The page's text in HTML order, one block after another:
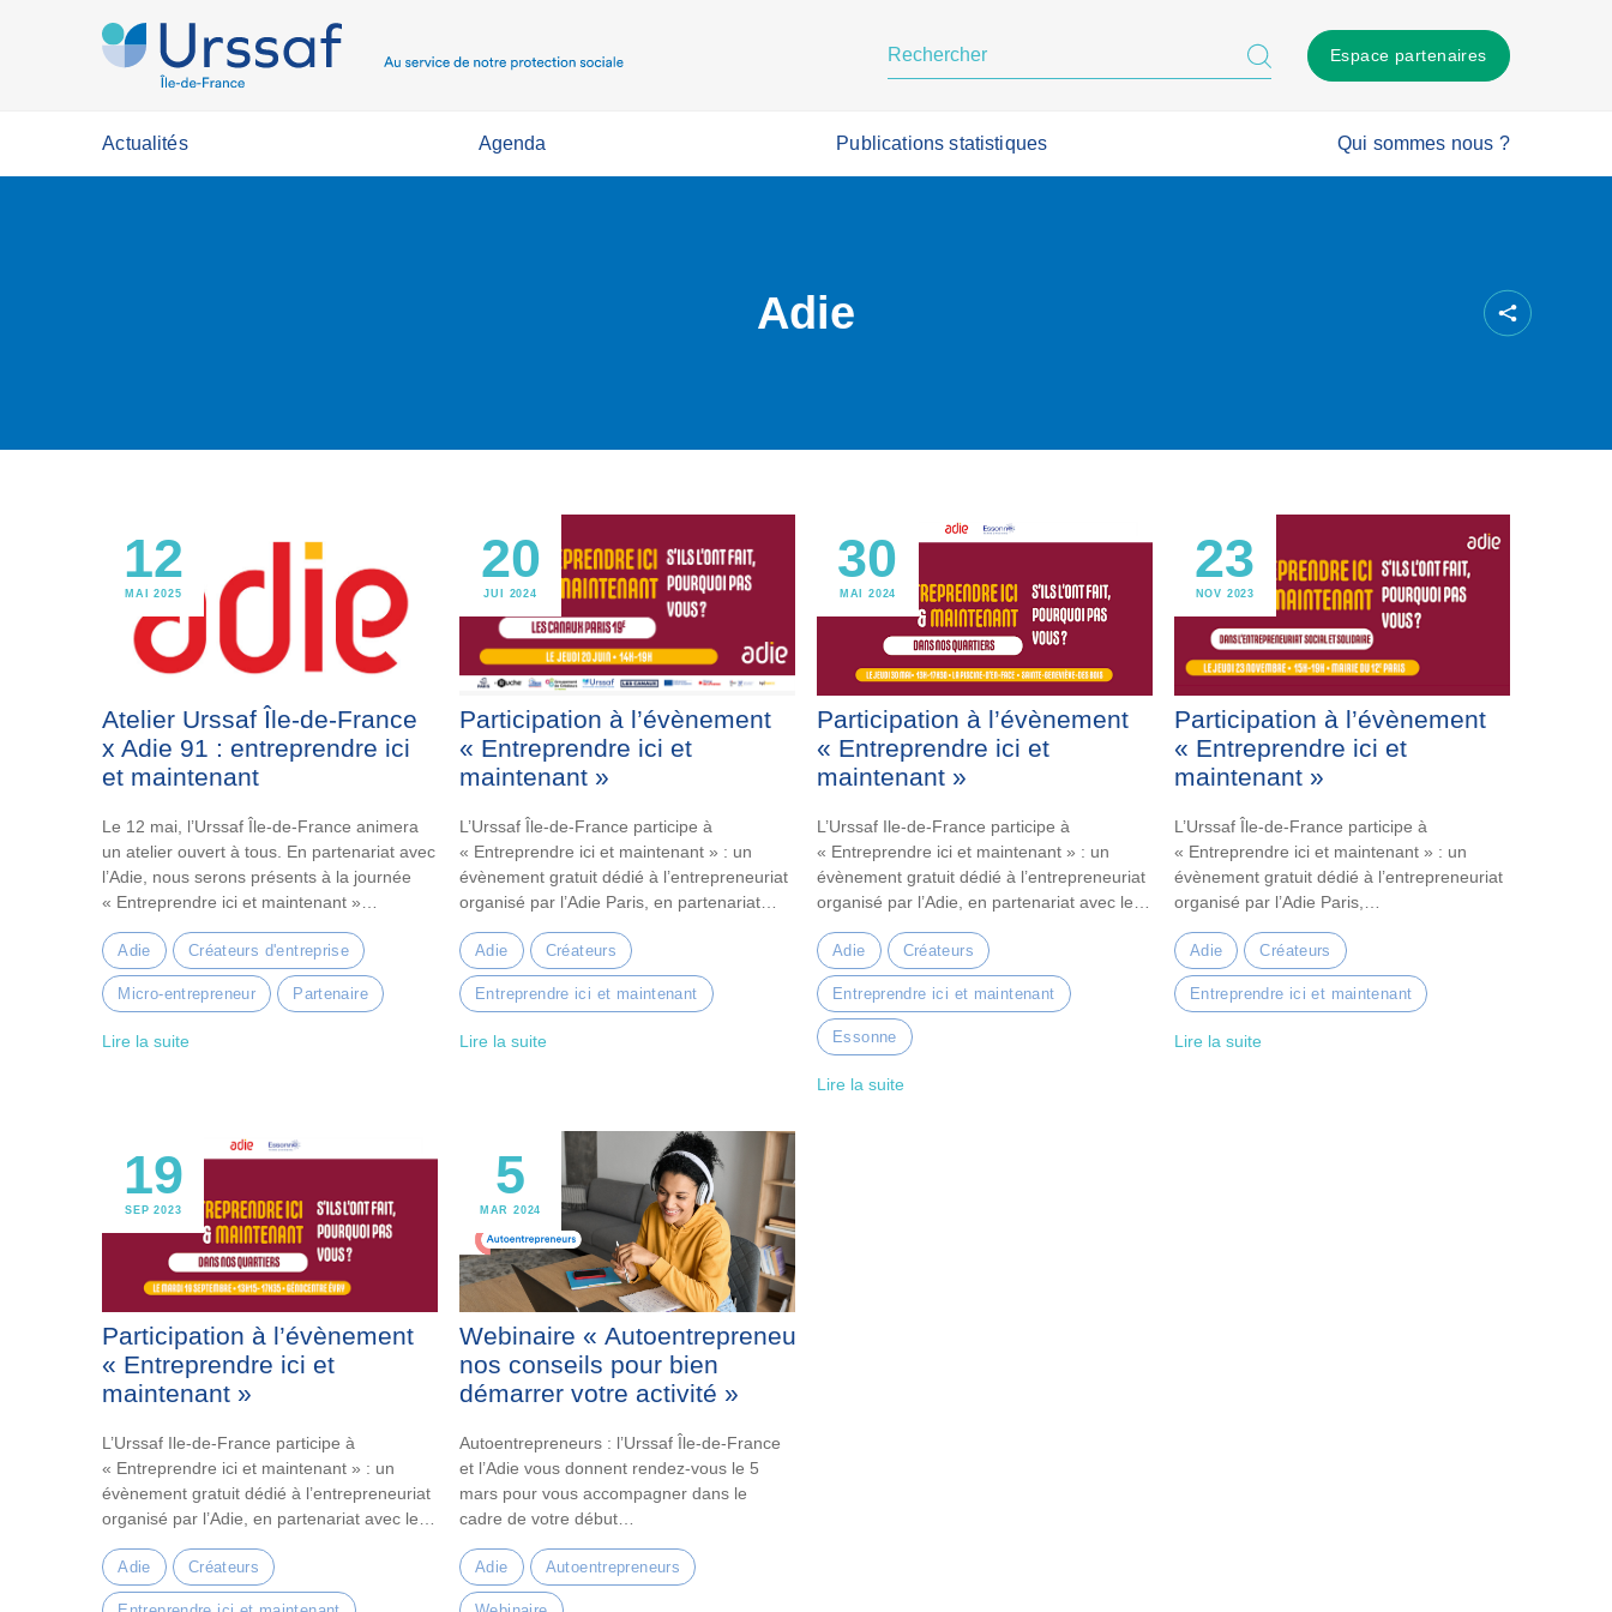
Espace partenaires
Actualités Agenda Publications statistiques Qui sommes nous ?
Adie
12
MAI 2025
Atelier Urssaf Île-de-France
x Adie 91 : entreprendre ici
et maintenant
Le 12 mai, l’Urssaf Île-de-France animera
un atelier ouvert à tous. En partenariat avec
l’Adie, nous serons présents à la journée
« Entreprendre ici et maintenant »
Brassens, de la ville de Vigneux-sur-Seine
(91).
Adie Créateurs d'entreprise
Micro-entrepreneur Partenaire
Lire la suite
20
JUI 2024
Participation à l’évènement
« Entreprendre ici et
maintenant »
L’Urssaf Île-de-France participe à
« Entreprendre ici et maintenant » : un
évènement gratuit dédié à l’entrepreneuriat
organisé par l’Adie Paris, en partenariat…
Adie Créateurs
Entreprendre ici et maintenant
Lire la suite
30
MAI 2024
Participation à l’évènement
« Entreprendre ici et
maintenant »
L’Urssaf Ile-de-France participe à
« Entreprendre ici et maintenant » : un
évènement gratuit dédié à l’entrepreneuriat
organisé par l’Adie, en partenariat avec le
Adie Créateurs
Entreprendre ici et maintenant
Essonne
Lire la suite
23
NOV 2023
Participation à l’évènement
« Entreprendre ici et
maintenant »
L’Urssaf Île-de-France participe à
« Entreprendre ici et maintenant » : un
évènement gratuit dédié à l’entrepreneuriat
organisé par l’Adie Paris,…
Adie Créateurs
Entreprendre ici et maintenant
Lire la suite
19
SEP 2023
Participation à l’évènement
« Entreprendre ici et
maintenant »
L’Urssaf Ile-de-France participe à
« Entreprendre ici et maintenant » : un
évènement gratuit dédié à l’entrepreneuriat
organisé par l’Adie, en partenariat avec le
Conseil départemental…
Adie Créateurs
5
MAR 2024
Webinaire « Autoentrepreneurs,
nos conseils pour bien
démarrer votre activité »
Autoentrepreneurs : l’Urssaf Île-de-France
et l’Adie vous donnent rendez-vous le 5
mars pour vous accompagner dans le
cadre de votre début…
Adie Autoentrepreneurs